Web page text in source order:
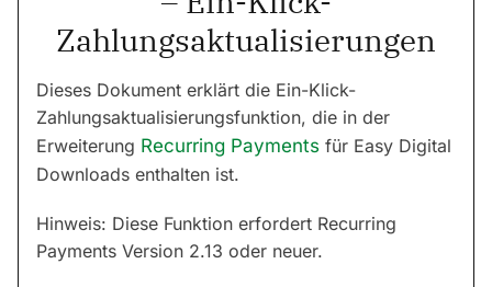
Zahlungsaktualisierungen
Dieses Dokument erklärt die Ein-Klick-
Zahlungsaktualisierungsfunktion, die in der
Erweiterung Recurring Payments für Easy Digital
Downloads enthalten ist.
Hinweis: Diese Funktion erfordert Recurring
Payments Version 2.13 oder neuer.